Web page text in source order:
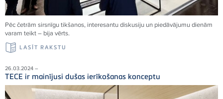
Pēc četrām sirsnīgu tikšanos, interesantu diskusiju un piedāvājumu dienām
varam teikt – bija vērts.
LASĪT RAKSTU
26.03.2024 –
TECE ir mainījusi dušas ierīkošanas konceptu